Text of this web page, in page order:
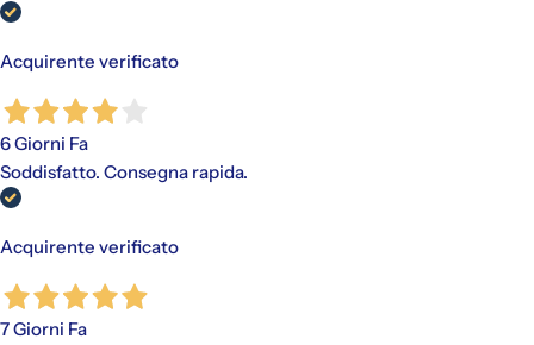
Acquirente verificato
6 Giorni Fa
Soddisfatto. Consegna rapida.
Acquirente verificato
7 Giorni Fa